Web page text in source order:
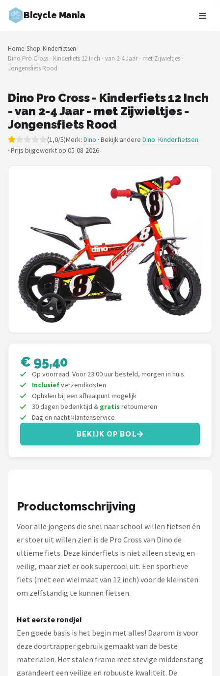
Bicycle Mania
Zoeken
NAVIGATIE
Shop
Merken
Blog
Fietsroutes
Kinderfietsen
Elektrische fietsen
Mountainbikes
Shop
POPULAIRE MERKEN
Basil
Volare
AXA
New Looxs
BBB Cycling
Schwalbe
Alle merken →
Home/Shop/Kinderfietsen/
Dino Pro Cross - Kinderfiets 12 Inch - van 2-4 Jaar - met Zijwieltjes -
Jongensfiets Rood
Dino Pro Cross - Kinderfiets 12 Inch
- van 2-4 Jaar - met Zijwieltjes -
Jongensfiets Rood
(1,0/5)Merk: Dino.· Bekijk andere Dino. Kinderfietsen
· Prijs bijgewerkt op 05-08-2026
€ 95,40
Op voorraad. Voor 23:00 uur besteld, morgen in huis
Inclusiefverzendkosten
Ophalen bij een afhaalpunt mogelijk
30 dagen bedenktijd & gratis retourneren
Dag en nacht klantenservice
BEKIJK OP BOL
Productomschrijving
Voor alle jongens die snel naar school willen fietsen én
er stoer uit willen zien is de Pro Cross van Dino de
ultieme fiets. Deze kinderfiets is niet alleen stevig en
veilig, maar ziet er ook supercool uit. Een sportieve
fiets (met een wielmaat van 12 inch) voor de kleinsten
om zelfstandig te kunnen fietsen.
Het eerste rondje!
Een goede basis is het begin met alles! Daarom is voor
deze doortrapper gebruik gemaakt van de beste
materialen. Het stalen frame met stevige middenstang
garandeert een veilige en robuuste kwaliteit. De